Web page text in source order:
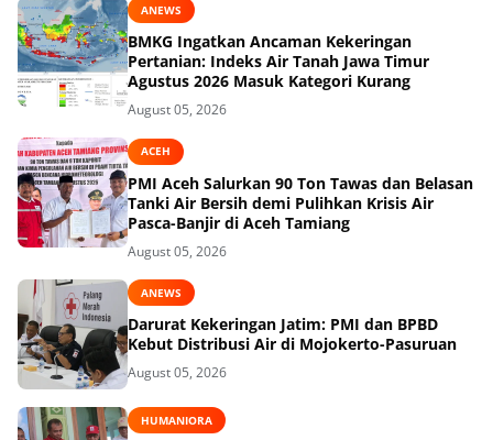
ANEWS
BMKG Ingatkan Ancaman Kekeringan
Pertanian: Indeks Air Tanah Jawa Timur
Agustus 2026 Masuk Kategori Kurang
August 05, 2026
ACEH
PMI Aceh Salurkan 90 Ton Tawas dan Belasan
Tanki Air Bersih demi Pulihkan Krisis Air
Pasca-Banjir di Aceh Tamiang
August 05, 2026
ANEWS
Darurat Kekeringan Jatim: PMI dan BPBD
Kebut Distribusi Air di Mojokerto-Pasuruan
August 05, 2026
HUMANIORA